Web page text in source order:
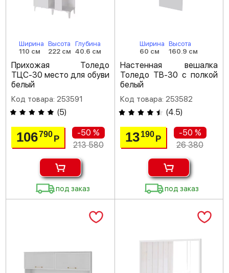
Ширина
110 см
Высота
222 см
Глубина
40.6 см
Прихожая Толедо
ТЦС-30 место для обуви
белый
Код товара: 253591
(5)
106790Р
-50 %
213 580
под заказ
Ширина
60 см
Высота
160.9 см
Настенная вешалка
Толедо ТВ-30 с полкой
белый
Код товара: 253582
(4.5)
13 190 Р
-50 %
26 380
под заказ